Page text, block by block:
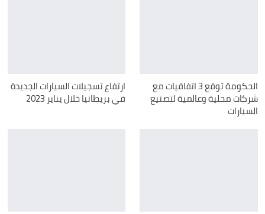
الحكومة توقع 3 اتفاقيات مع
شركات محلية وعالمية لتصنيع
السيارات
ارتفاع تسجيلات السيارات الجديدة
في بريطانيا خلال يناير 2023